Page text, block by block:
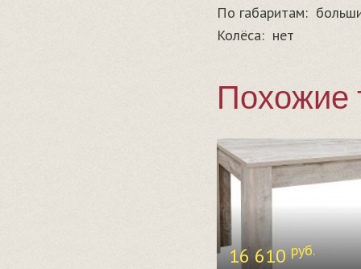
По габаритам:
Колёса: нет
Похожие
16 610руб.